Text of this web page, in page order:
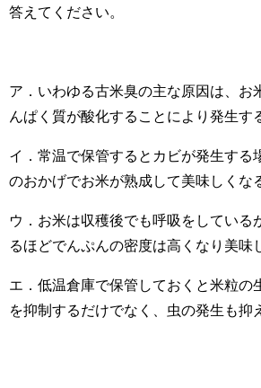
答えてください。
ア．いわゆる古米臭の主な原因は、お
んぱく質が酸化することにより発生す
イ．常温で保管するとカビが発生する
のおかげでお米が熟成して美味しくな
ウ．お米は収穫後でも呼吸をしている
るほどでんぷんの密度は高くなり美味
エ．低温倉庫で保管しておくと米粒の
を抑制するだけでなく、虫の発生も抑